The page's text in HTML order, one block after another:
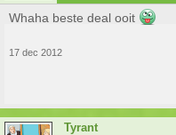
Whaha beste deal ooit
17 dec 2012
Tyrant